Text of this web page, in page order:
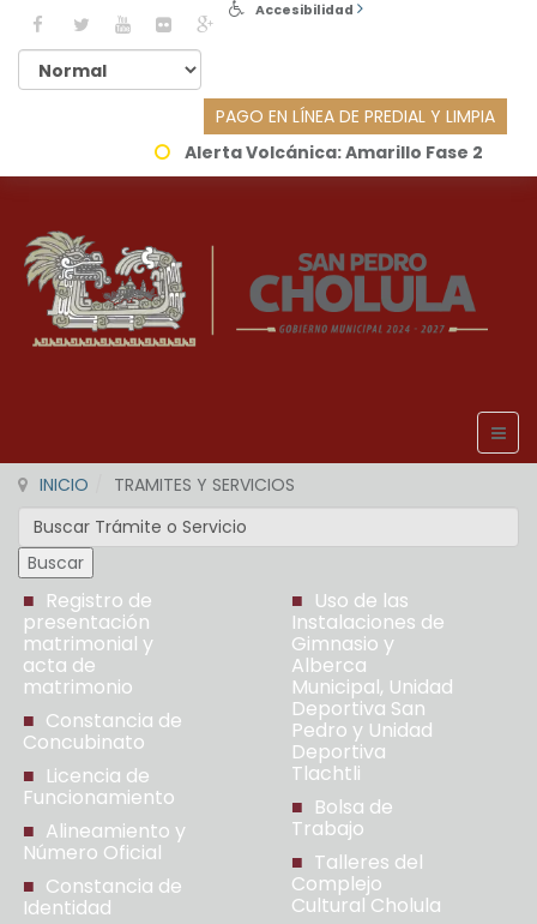
Accesibilidad
PAGO EN LÍNEA DE PREDIAL Y LIMPIA
Alerta Volcánica:Amarillo Fase 2
INICIO TRAMITES Y SERVICIOS
Registro de
presentación
matrimonial y
acta de
matrimonio
Constancia de
Concubinato
Licencia de
Funcionamiento
Alineamiento y
Número Oficial
Constancia de
Identidad
Uso de las
Instalaciones de
Gimnasio y
Alberca
Municipal, Unidad
Deportiva San
Pedro y Unidad
Deportiva
Tlachtli
Bolsa de
Trabajo
Talleres del
Complejo
Cultural Cholula